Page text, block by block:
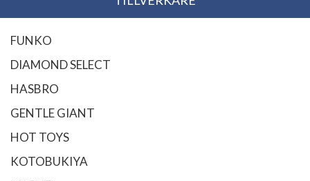
FUNKO
DIAMOND SELECT
HASBRO
GENTLE GIANT
HOT TOYS
KOTOBUKIYA